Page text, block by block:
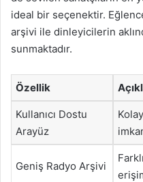
ideal bir seçenektir.
arşivi ile dinleyicilerin
sunmaktadır.
Özellik
Kullanıcı Dostu
Arayüz
Geniş Radyo Arşivi